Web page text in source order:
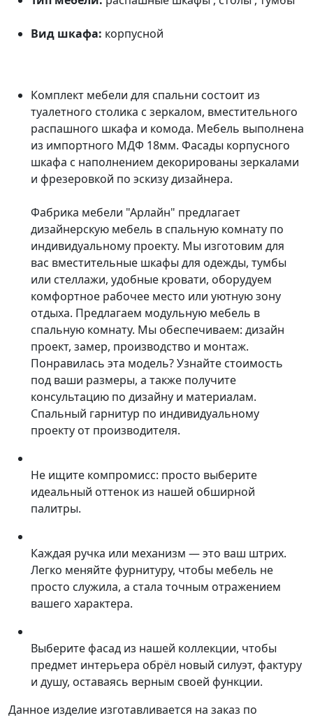
Вид шкафа: корпусной
Комплект мебели для спальни состоит из
туалетного столика с зеркалом, вместительного
распашного шкафа и комода. Мебель выполнена
из импортного МДФ 18мм. Фасады корпусного
шкафа с наполнением декорированы зеркалами
и фрезеровкой по эскизу дизайнера.
Фабрика мебели "Арлайн" предлагает
дизайнерскую мебель в спальную комнату по
индивидуальному проекту. Мы изготовим для
вас вместительные шкафы для одежды, тумбы
или стеллажи, удобные кровати, оборудуем
комфортное рабочее место или уютную зону
отдыха. Предлагаем модульную мебель в
спальную комнату. Мы обеспечиваем: дизайн
проект, замер, производство и монтаж.
Понравилась эта модель? Узнайте стоимость
под ваши размеры, а также получите
консультацию по дизайну и материалам.
Спальный гарнитур по индивидуальному
проекту от производителя.
Не ищите компромисс: просто выберите
идеальный оттенок из нашей обширной
палитры.
Каждая ручка или механизм — это ваш штрих.
Легко меняйте фурнитуру, чтобы мебель не
просто служила, а стала точным отражением
вашего характера.
Выберите фасад из нашей коллекции, чтобы
предмет интерьера обрёл новый силуэт, фактуру
и душу, оставаясь верным своей функции.
Данное изделие изготавливается на заказ по